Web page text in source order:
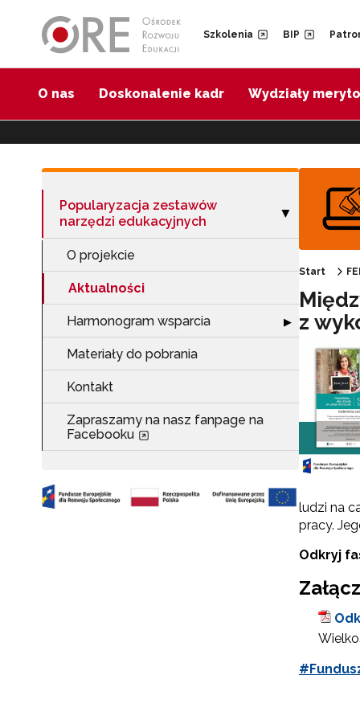
Szkolenia BIP
O nas Doskonalenie kadr Wydziały
Popularyzacja zestawów
narzędzi edukacyjnych
Zwiń sekcję
▶
O projekcie
Aktualności
Harmonogram wsparcia Rozwiń sekcję
▶
Materiały do pobrania
Kontakt
Zapraszamy na nasz fanpage na
Facebooku
Start
z
ludzi na
pracy.
Odkryj